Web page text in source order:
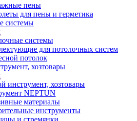
пены
для пены и герметика
системы
системы
для потолочных систем
потолок
хозтовары
инструмент, хозтовары
NEPTUN
материалы
инструменты
и стремянки